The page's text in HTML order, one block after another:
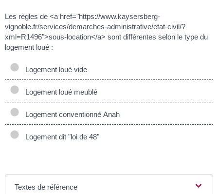
Les règles de <a href="https://www.kaysersberg-
vignoble.fr/services/demarches-administrative/etat-civil/?
xml=R1496">sous-location</a> sont différentes selon le type du
logement loué :
Logement loué vide
Logement loué meublé
Logement conventionné Anah
Logement dit "loi de 48"
Textes de référence